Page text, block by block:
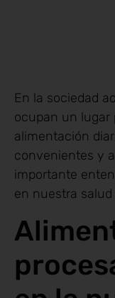
En la sociedad
ocupan un lugar
alimentación
convenientes y
importante
en nuestra